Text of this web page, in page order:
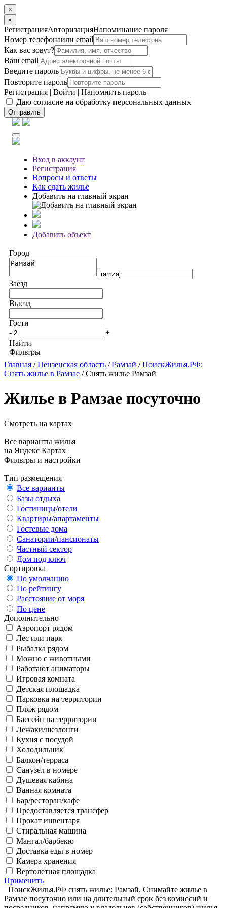
×
×
РегистрацияАвторизацияНапоминание пароля
Номер телефонаили email
Как вас зовут?
Ваш email
Введите пароль
Повторите пароль
Регистрация | Войти | Напомнить пароль
Даю согласие на обработку персональных данных
Отправить
Вход в аккаунт
Регистрация
Вопросы и ответы
Как сдать жилье
Добавить на главный экран
Добавить объект
Город
Заезд
Выезд
Гости
-
+
Найти
Фильтры
Главная /Пензенская область /Рамзай /ПоискЖилья.РФ:
Снять жилье в Рамзае / Снять жилье Рамзай
Жилье в Рамзае посуточно
Смотреть на картах
Все варианты жилья
на Яндекс Картах
Фильтры и настройки
Тип размещения
Все варианты
Базы отдыха
Гостиницы/отели
Квартиры/апартаменты
Гостевые дома
Санатории/пансионаты
Частный сектор
Дом под ключ
Сортировка
По умолчанию
По рейтингу
Расстояние от моря
По цене
Дополнительно
Аэропорт рядом
Лес или парк
Рыбалка рядом
Можно с животными
Работают аниматоры
Игровая комната
Детская площадка
Парковка на территории
Пляж рядом
Бассейн на территории
Лежаки/шезлонги
Кухня с посудой
Холодильник
Балкон/терраса
Санузел в номере
Душевая кабина
Ванная комната
Бар/ресторан/кафе
Предоставляется трансфер
Прокат инвентаря
Стиральная машина
Мангал/барбекю
Доставка еды в номер
Камера хранения
Вертолетная площадка
Применить
ПоискЖилья.РФ снять жилье: Рамзай. Снимайте жилье в
Рамзае посуточно или на длительный срок без комиссий и